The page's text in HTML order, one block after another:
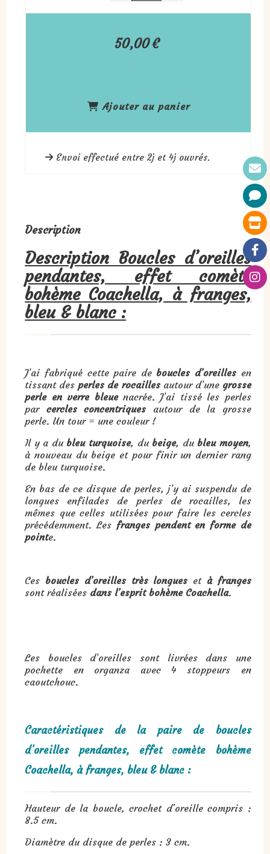
50,00€
Ajouter au panier
Envoi effectué entre 2j et 4j ouvrés.
Description
Description Boucles d’oreilles
pendantes, effet comète
bohème Coachella, à franges,
bleu & blanc :
J’ai fabriqué cette paire deboucles d’oreilles en
tissant des perles de rocaillesautour d’une grosse
perle en verre bleuenacrée. J’ai tissé les perles
par cercles concentriques autour de la grosse
perle. Un tour = une couleur !
Il y a du bleu turquoise, du beige, du bleu moyen,
à nouveau du beige et pour finir un dernier rang
de bleu turquoise.
En bas de ce disque de perles, j’y ai suspendu de
longues enfilades de perles de rocailles, les
mêmes que celles utilisées pour faire les cercles
précédemment. Les franges pendent en forme de
pointe.
Ces boucles d’oreilles très longues et à franges
sont réalisées dans l’esprit bohème Coachella.
Les boucles d’oreilles sont livrées dans une
pochette en organza avec 4 stoppeurs en
caoutchouc.
Caractéristiques de la paire de boucles
d’oreilles pendantes, effet comète bohème
Coachella, à franges, bleu & blanc :
Hauteur de la boucle, crochet d'oreille compris :
8.5 cm.
Diamètre du disque de perles : 3 cm.